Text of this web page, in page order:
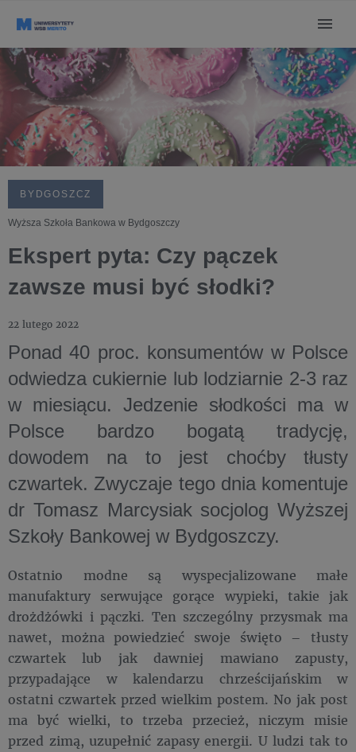
BYDGOSZCZ
Wyższa Szkoła Bankowa w Bydgoszczy
Ekspert pyta: Czy pączek
zawsze musi być słodki?
22 lutego 2022
Ponad 40 proc. konsumentów w Polsce
odwiedza cukiernie lub lodziarnie 2-3 raz
w miesiącu. Jedzenie słodkości ma w
Polsce bardzo bogatą tradycję,
dowodem na to jest choćby tłusty
czwartek. Zwyczaje tego dnia komentuje
dr Tomasz Marcysiak socjolog Wyższej
Szkoły Bankowej w Bydgoszczy.
Ostatnio modne są wyspecjalizowane małe
manufaktury serwujące gorące wypieki, takie jak
drożdżówki i pączki. Ten szczególny przysmak ma
nawet, można powiedzieć swoje święto – tłusty
czwartek lub jak dawniej mawiano zapusty,
przypadające w kalendarzu chrześcijańskim w
ostatni czwartek przed wielkim postem. No jak post
ma być wielki, to trzeba przecież, niczym misie
przed zimą, uzupełnić zapasy energii. U ludzi tak to